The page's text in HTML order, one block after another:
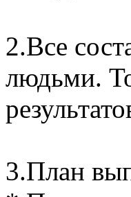
2.Все
людьми.
3.План